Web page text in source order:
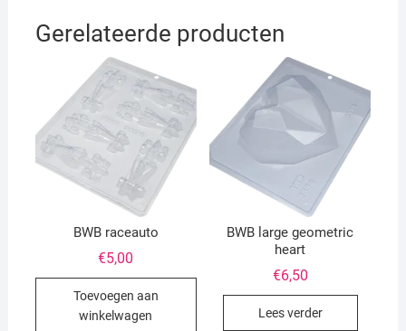
Gerelateerde producten
BWB raceauto
€5,00
Toevoegen aan
winkelwagen
BWB large geometric
heart
€6,50
Lees verder